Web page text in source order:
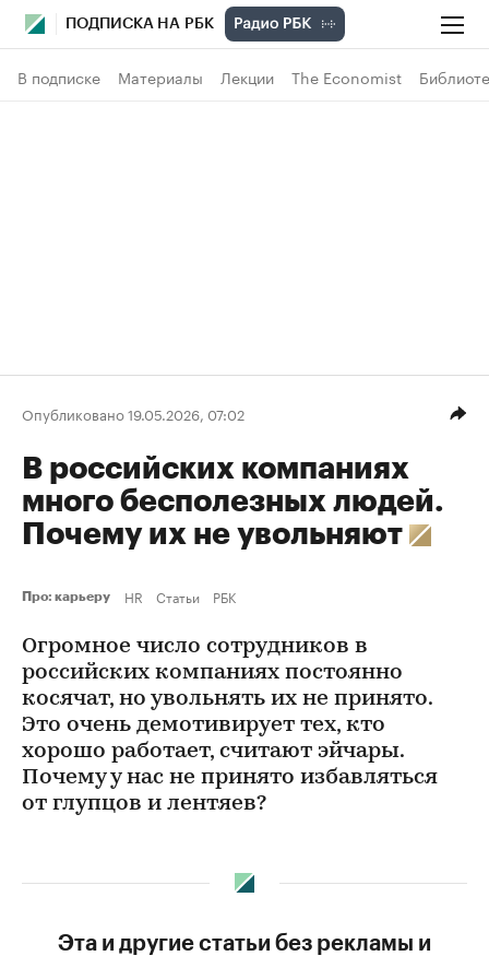
ПОДПИСКА НА РБК
В подписке Материалы Лекции The Economist
Опубликовано 19.05.2026, 07:02
В российских компаниях
много бесполезных людей.
Почему их не увольняют
Про: карьеру HR Статьи РБК
Огромное число сотрудников в
российских компаниях постоянно
косячат, но увольнять их не принято.
Это очень демотивирует тех, кто
хорошо работает, считают эйчары.
Почему у нас не принято избавляться
от глупцов и лентяев?
Эта и другие статьи без рекламы и